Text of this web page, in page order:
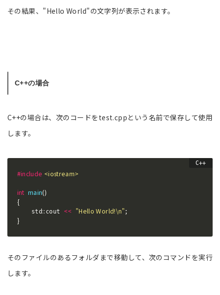
その結果、"Hello World"の文字列が表示されます。
C++の場合
C++の場合は、次のコードをtest.cppという名前で保存して使用
します。
#include <iostream>
int main()
{
    std
:: cout << "Hello World!\n";
}
そのファイルのあるフォルダまで移動して、次のコマンドを実行
します。